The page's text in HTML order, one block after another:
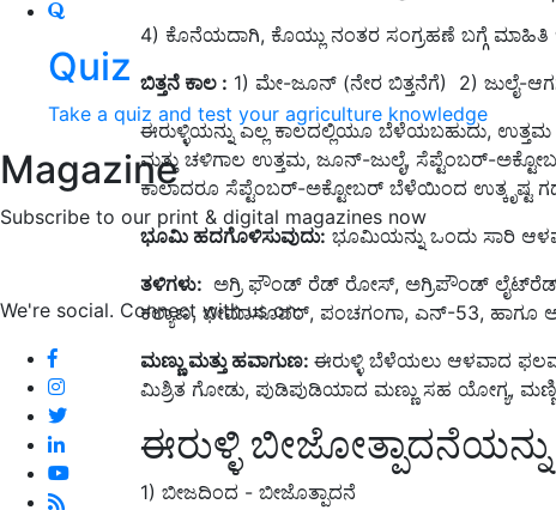
Quiz
Take a quiz and test your agriculture knowledge
Magazine
Subscribe to our print & digital magazines now
We're social. Connect with us on:
4) ಕೊನೆಯದಾಗಿ, ಕೊಯ್ಲು ನಂತರ ಸಂಗ್ರಹಣೆ ಬಗ್ಗೆ ಮಾಹಿತಿ
ಬಿತ್ತನೆ ಕಾಲ : 1) ಮೇ-ಜೂನ್ (ನೇರ ಬಿತ್ತನೆಗೆ) 2) ಜುಲೈ-
ಈರುಳ್ಳಿಯನ್ನು ಎಲ್ಲ ಕಾಲದಲ್ಲಿಯೂ ಬೆಳೆಯಬಹುದು,
ಮತ್ತು ಚಳಿಗಾಲ ಉತ್ತಮ, ಜೂನ್-ಜುಲೈ, ಸೆಪ್ಟೆಂಬರ್-
ಕಾಲಾದರೂ ಸೆಪ್ಟೆಂಬರ್-ಅಕ್ಟೋಬರ್ ಬೆಳೆಯಿಂದ ಉತ್ಕೃಷ್ಟ
ಭೂಮಿ ಹದಗೊಳಿಸುವುದು: ಭೂಮಿಯನ್ನು ಒಂದು ಸಾರಿ
ತಳಿಗಳು: ಅಗ್ರಿ ಫೌಂಡ್ ರೆಡ್ ರೋಸ್, ಅಗ್ರಿಪೌಂಡ್ ಲೈಟ್‍ರೆಡ್,
ಕಲ್ಯಾಣ, ಭೀಮಾಸೂಪರ್, ಪಂಚಗಂಗಾ, ಎನ್-53, ಹಾಗೂ
ಮಣ್ಣು ಮತ್ತು ಹವಾಗುಣ: ಈರುಳ್ಳಿ ಬೆಳೆಯಲು ಆಳವಾದ
ಮಿಶ್ರಿತ ಗೋಡು, ಪುಡಿಪುಡಿಯಾದ ಮಣ್ಣು ಸಹ ಯೋಗ್ಯ,
ಈರುಳ್ಳಿ
1) ಬೀಜದಿಂದ - ಬೀಜೊತ್ಪಾದನೆ